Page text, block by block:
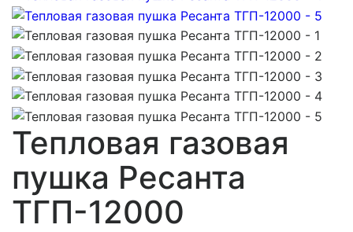
Тепловая газовая
пушка Ресанта
ТГП-12000